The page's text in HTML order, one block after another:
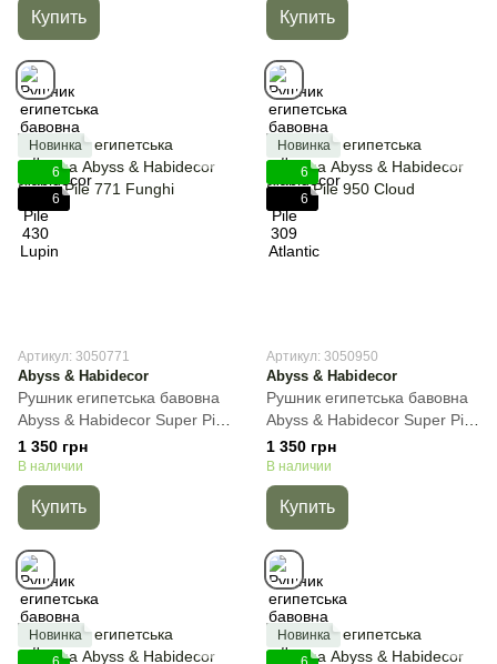
Купить Купить
Новинка
6
6
Артикул: 3050771
Abyss & Habidecor
Рушник египетська бавовна
Abyss & Habidecor Super Pile
771 Funghi, Коричневый,
30х50 см, Для рук
1 350 грн
В наличии
Купить
Новинка
6
6
Артикул: 3050950
Abyss & Habidecor
Рушник египетська бавовна
Abyss & Habidecor Super Pile
950 Cloud, Светло-серый,
30х50 см, Для рук
1 350 грн
В наличии
Купить
Новинка
Новинка